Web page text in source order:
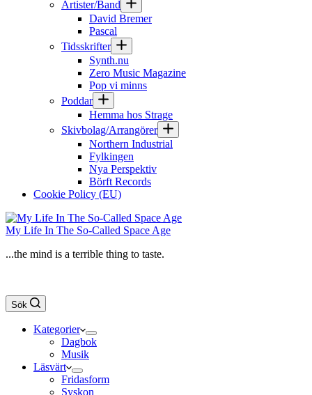
Artister/Band
David Bremer
Pascal
Tidsskrifter
Synth.nu
Zero Music Magazine
Pop vi minns
Poddar
Hemma hos Strage
Skivbolag/Arrangörer
Northern Industrial
Fylkingen
Nya Perspektiv
Börft Records
Cookie Policy (EU)
My Life In The So-Called Space Age
...the mind is a terrible thing to taste.
Sök
Kategorier
Dagbok
Musik
Läsvärt
Fridasform
Syskon